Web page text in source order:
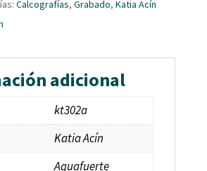
Calcografías, Grabado, Katia Acín
adicional
kt302a
Katia Acín
Aguafuerte